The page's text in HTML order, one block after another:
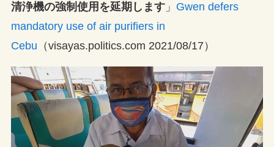
清浄機の強制使用を延期します」 Gwen defers
mandatory use of air purifiers in
Cebu （visayas.politics.com 2021/08/17）